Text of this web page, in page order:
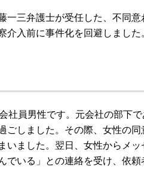
一三弁護士が受任した、不同
介入前に事件化を回避しました
社員男性です。元会社の部下
ごしました。その際、女性の
いました。翌日、女性からメ
でいる」との連絡を受け、依